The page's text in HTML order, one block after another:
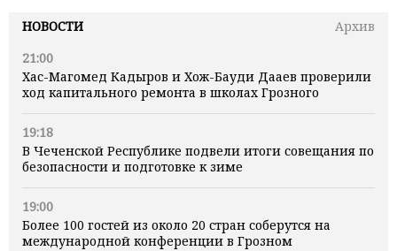
НОВОСТИ
Архив
21:00
Хас-Магомед Кадыров и Хож-Бауди Дааев проверили
ход капитального ремонта в школах Грозного
19:18
В Чеченской Республике подвели итоги совещания по
безопасности и подготовке к зиме
19:00
Более 100 гостей из около 20 стран соберутся на
международной конференции в Грозном